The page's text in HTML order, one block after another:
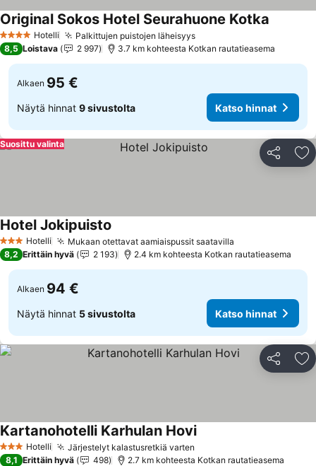
4 Tähtiluokitus
Hotelli Palkittujen puistojen läheisyys
Original Sokos Hotel Seurahuone Kotka
8,5 Loistava 2 997 3.7 km kohteesta Kotkan rautatieasema
Alkaen 95 €
Näytä hinnat 9 sivustolta Katso hinnat
Jaa
Suosittu valinta
3 Tähtiluokitus
Hotelli Mukaan otettavat aamiaispussit saatavilla
Hotel Jokipuisto
8,2 Erittäin hyvä 2 193 2.4 km kohteesta Kotkan rautatieasema
Alkaen 94 €
Näytä hinnat 5 sivustolta Katso hinnat
Jaa
3 Tähtiluokitus
Hotelli Järjestelyt kalastusretkiä varten
Kartanohotelli Karhulan Hovi
8,1 Erittäin hyvä 498 2.7 km kohteesta Kotkan rautatieasema